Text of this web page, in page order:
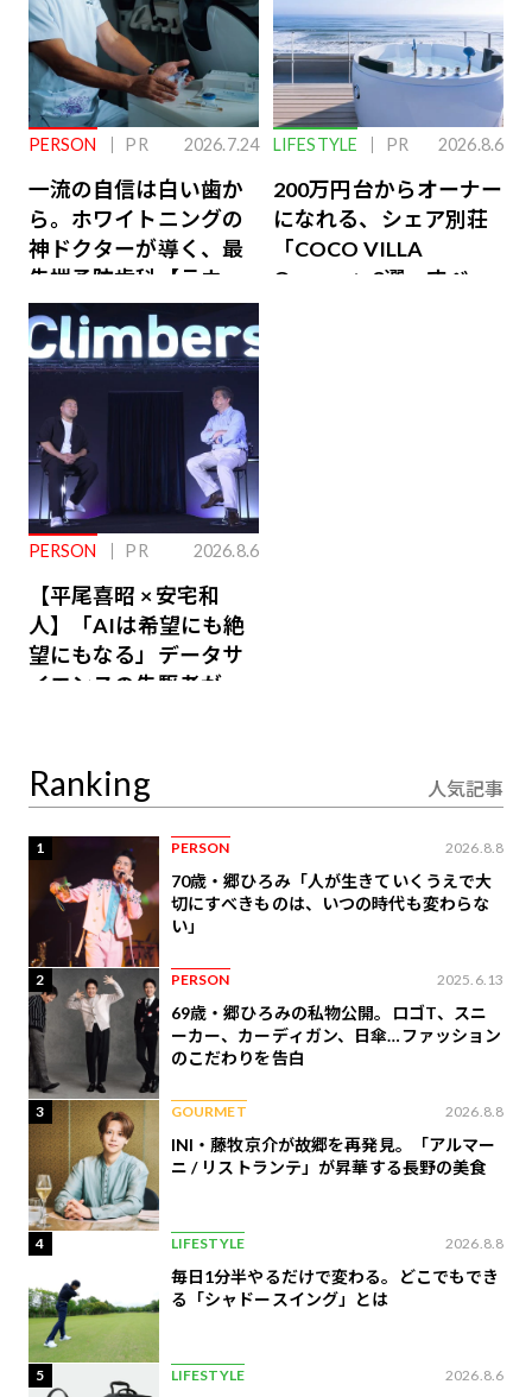
PERSON PR 2026.7.24
一流の自信は白い歯か
ら。ホワイトニングの
神ドクターが導く、最
先端予防歯科【ラウン
ジ会員特典あり】
LIFESTYLE PR 2026.8.6
200万円台からオーナー
になれる、シェア別荘
「COCO VILLA
Owners」3選。すべて
PERSON PR 2026.8.6
【平尾喜昭 × 安宅和
人】「AIは希望にも絶
望にもなる」データサ
イエンスの先駆者が語
Ranking 人気記事
1 PERSON 2026.8.8
70歳・郷ひろみ「人が生きていくうえで大
切にすべきものは、いつの時代も変わらな
い」
2 PERSON 2025.6.13
69歳・郷ひろみの私物公開。ロゴT、スニ
ーカー、カーディガン、日傘…ファッション
のこだわりを告白
3 GOURMET 2026.8.8
INI・藤牧京介が故郷を再発見。「アルマー
ニ / リストランテ」が昇華する長野の美食
4 LIFESTYLE 2026.8.8
毎日1分半やるだけで変わる。どこでもでき
る「シャドースイング」とは
5 LIFESTYLE 2026.8.6